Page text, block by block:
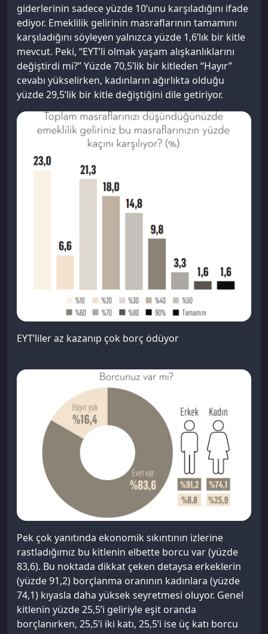
giderlerinin sadece yüzde 10’unu karşıladığını ifade
ediyor. Emeklilik gelirinin masraflarının tamamını
karşıladığını söyleyen yalnızca yüzde 1,6’lık bir kitle
mevcut. Peki, “EYT’li olmak yaşam alışkanlıklarını
değiştirdi mi?” Yüzde 70,5’lik bir kitleden “Hayır”
cevabı yükselirken, kadınların ağırlıkta olduğu
yüzde 29,5’lik bir kitle değiştiğini dile getiriyor.
EYT’liler az kazanıp çok borç ödüyor
Pek çok yanıtında ekonomik sıkıntının izlerine
rastladığımız bu kitlenin elbette borcu var (yüzde
83,6). Bu noktada dikkat çeken detaysa erkeklerin
(yüzde 91,2) borçlanma oranının kadınlara (yüzde
74,1) kıyasla daha yüksek seyretmesi oluyor. Genel
kitlenin yüzde 25,5’i geliriyle eşit oranda
borçlanırken, 25,5’i iki katı, 25,5’i ise üç katı borcu